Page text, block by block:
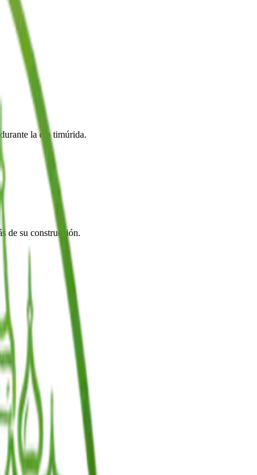
la era timúrida.
de su construcción.